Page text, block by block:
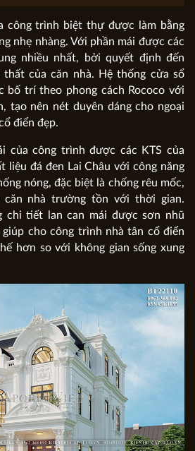
công trình biệt thự được làm bằng
nhẹ nhàng. Với phần mái được các
nhiều nhất, bởi quyết định đến
của căn nhà. Hệ thống cửa sổ
bố trí theo phong cách Rococo với
tạo nên nét duyên dáng cho ngoại
điển đẹp.
của công trình được các KTS của
liệu đá đen Lai Châu với công năng
nóng, đặc biệt là chống rêu mốc,
căn nhà trường tồn với thời gian.
chi tiết lan can mái được sơn nhũ
giúp cho công trình nhà tân cổ điển
hơn so với không gian sống xung